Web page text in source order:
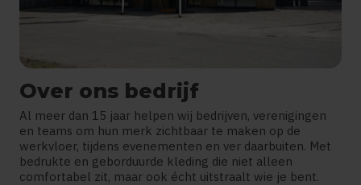
Over ons bedrijf
Al meer dan 15 jaar helpen wij bedrijven, verenigingen
en teams om hun merk zichtbaar te maken op de
werkvloer, tijdens evenementen en ver daarbuiten. Met
bedrukte en geborduurde kleding die niet alleen
comfortabel zit, maar ook écht uitstraalt wie je bent.